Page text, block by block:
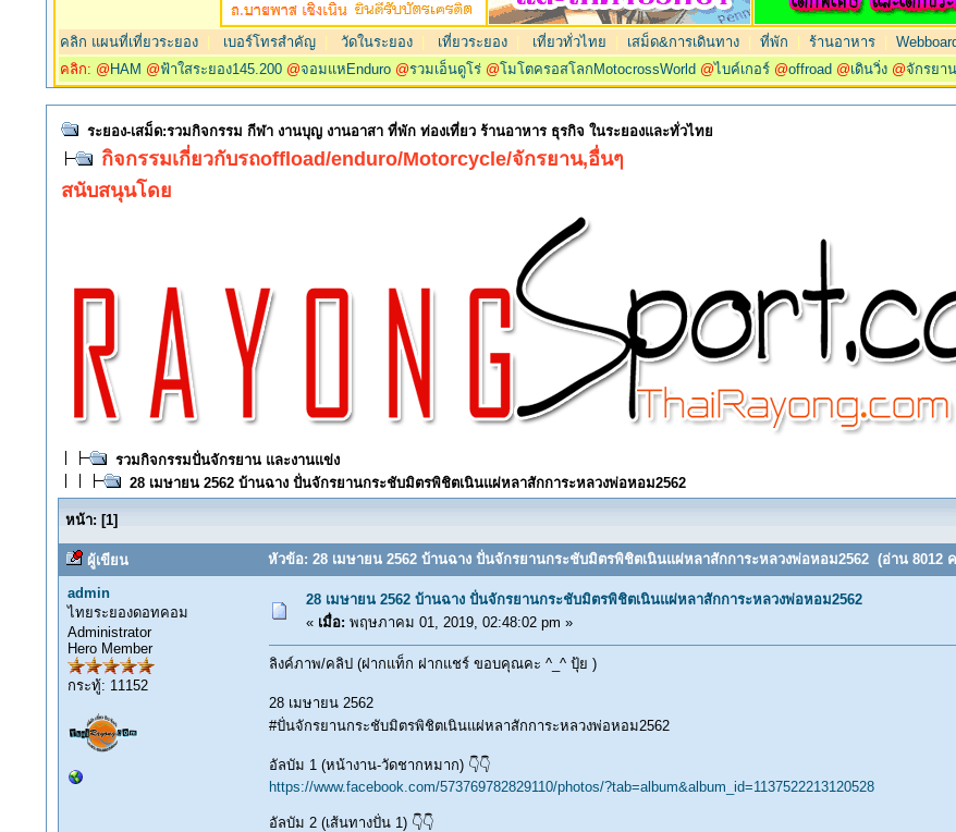
คลิก แผนที่เที่ยวระยอง เบอร์โทรสำคัญ วัดในระยอง เที่ยวระยอง เที่ยวทั่วไทย เสม็ด&การเดินทาง |ที่พัก |ร้านอาหาร |
คลิก: @ HAM @ฟ้าใสระยอง145.200 @จอมแหEnduro @รวมเอ็นดูโร่ @โมโตครอสโลกMotocrossWorld @ไบค์เกอร์ @offroad @เดินวิ่ง @จักรยาน
ระยอง-เสม็ด:รวมกิจกรรม กีฬา งานบุญ งานอาสา ที่พัก ท่องเที่ยว ร้านอาหาร ธุรกิจ ในระยองและทั่วไทย
กิจกรรมเกี่ยวกับรถoffload/enduro/Motorcycle/จักรยาน,อื่นๆ
สนับสนุนโดย
รวมกิจกรรมปั่นจักรยาน และงานแข่ง
28 เมษายน 2562 บ้านฉาง ปั่นจักรยานกระชับมิตรพิชิตเนินแผ่หลาสักการะหลวงพ่อหอม2562
หน้า: [1]
ผู้เขียน หัวข้อ: 28 เมษายน 2562 บ้านฉาง ปั่นจักรยานกระชับมิตรพิชิตเนินแผ่หลาสักการะหลวงพ่อหอม2562 (อ่าน 8012 ค
admin
ไทยระยองดอทคอม
Administrator
Hero Member
กระทู้: 11152
28 เมษายน 2562 บ้านฉาง ปั่นจักรยานกระชับมิตรพิชิตเนินแผ่หลาสักการะหลวงพ่อหอม2562
« เมื่อ: พฤษภาคม 01, 2019, 02:48:02 pm »
ลิงค์ภาพ/คลิป (ฝากแท็ก ฝากแชร์ ขอบคุณคะ ^_^ ปุ้ย )
28 เมษายน 2562
#ปั่นจักรยานกระชับมิตรพิชิตเนินแผ่หลาสักการะหลวงพ่อหอม2562
อัลบัม 1 (หน้างาน-วัดชากหมาก) 👇👇
https://www.facebook.com/573769782829110/photos/?tab=album&album_id=1137522213120528
อัลบัม 2 (เส้นทางปั่น 1) 👇👇